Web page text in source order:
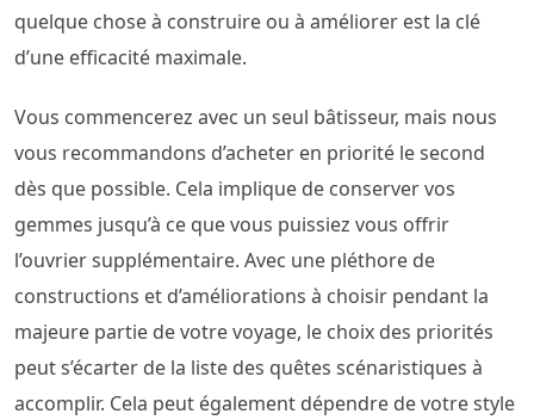
quelque chose à construire ou à améliorer est la clé
d’une efficacité maximale.
Vous commencerez avec un seul bâtisseur, mais nous
vous recommandons d’acheter en priorité le second
dès que possible. Cela implique de conserver vos
gemmes jusqu’à ce que vous puissiez vous offrir
l’ouvrier supplémentaire. Avec une pléthore de
constructions et d’améliorations à choisir pendant la
majeure partie de votre voyage, le choix des priorités
peut s’écarter de la liste des quêtes scénaristiques à
accomplir. Cela peut également dépendre de votre style